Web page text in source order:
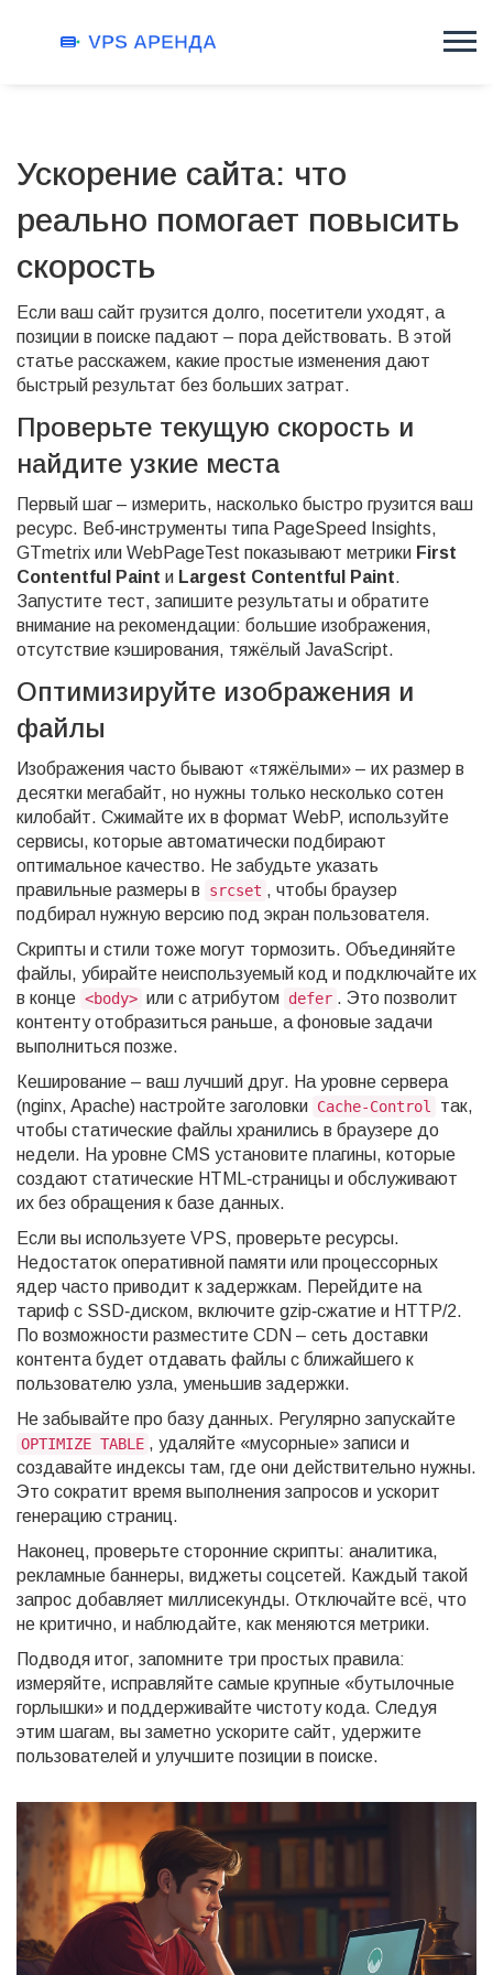
Ускорение сайта: что
реально помогает повысить
скорость
Если ваш сайт грузится долго, посетители уходят, а
позиции в поиске падают – пора действовать. В этой
статье расскажем, какие простые изменения дают
быстрый результат без больших затрат.
Проверьте текущую скорость и
найдите узкие места
Первый шаг – измерить, насколько быстро грузится ваш
ресурс. Веб‑инструменты типа PageSpeed Insights,
GTmetrix или WebPageTest показывают метрики First
Contentful Paint и Largest Contentful Paint.
Запустите тест, запишите результаты и обратите
внимание на рекомендации: большие изображения,
отсутствие кэширования, тяжёлый JavaScript.
Оптимизируйте изображения и
файлы
Изображения часто бывают «тяжёлыми» – их размер в
десятки мегабайт, но нужны только несколько сотен
килобайт. Сжимайте их в формат WebP, используйте
сервисы, которые автоматически подбирают
оптимальное качество. Не забудьте указать
правильные размеры в
srcset , чтобы браузер
подбирал нужную версию под экран пользователя.
Скрипты и стили тоже могут тормозить. Объединяйте
файлы, убирайте неиспользуемый код и подключайте их
в конце <body> или с атрибутом defer . Это позволит
контенту отобразиться раньше, а фоновые задачи
выполниться позже.
Кеширование – ваш лучший друг. На уровне сервера
(nginx, Apache) настройте заголовки Cache-Control
так,
чтобы статические файлы хранились в браузере до
недели. На уровне CMS установите плагины, которые
создают статические HTML‑страницы и обслуживают
их без обращения к базе данных.
Если вы используете VPS, проверьте ресурсы.
Недостаток оперативной памяти или процессорных
ядер часто приводит к задержкам. Перейдите на
тариф с SSD‑диском, включите gzip‑сжатие и HTTP/2.
По возможности разместите CDN – сеть доставки
контента будет отдавать файлы с ближайшего к
пользователю узла, уменьшив задержки.
Не забывайте про базу данных. Регулярно запускайте
OPTIMIZE TABLE , удаляйте «мусорные» записи и
создавайте индексы там, где они действительно нужны.
Это сократит время выполнения запросов и ускорит
генерацию страниц.
Наконец, проверьте сторонние скрипты: аналитика,
рекламные баннеры, виджеты соцсетей. Каждый такой
запрос добавляет миллисекунды. Отключайте всё, что
не критично, и наблюдайте, как меняются метрики.
Подводя итог, запомните три простых правила:
измеряйте, исправляйте самые крупные «бутылочные
горлышки» и поддерживайте чистоту кода. Следуя
этим шагам, вы заметно ускорите сайт, удержите
пользователей и улучшите позиции в поиске.